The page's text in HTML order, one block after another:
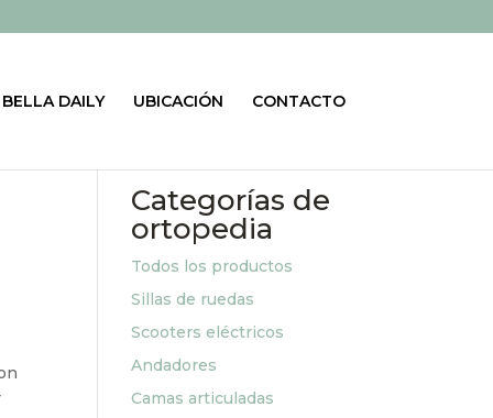
BELLA DAILY UBICACIÓN CONTACTO
Categorías de
ortopedia
Todos los productos
Sillas de ruedas
Scooters eléctricos
Andadores
Camas articuladas